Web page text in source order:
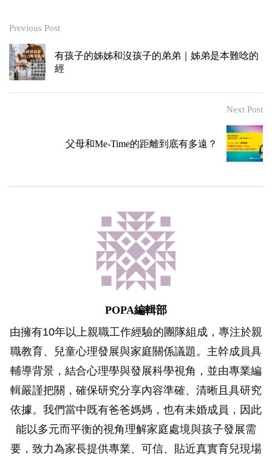
Previous Post
有孩子的姊姊和沒孩子的弟弟｜姊弟是本難唸的
經
Next Post
父母和Me-Time的距離到底有多遠？
POPA編輯部
由擁有10年以上親職工作經驗的團隊組成，專注於親
職教育、兒童心理發展與家庭關係議題。主幹成員具
輔導背景，結合心理學與發展科學視角，並由專業編
輯嚴謹把關，確保研究分享內容準確、清晰且具研究
依據。我們當中既有爸爸媽媽，也有未婚成員，因此
能以多元而平衡的視角理解家庭處境與孩子發展需
要，致力為家長提供專業、可信、貼近真實育兒現場